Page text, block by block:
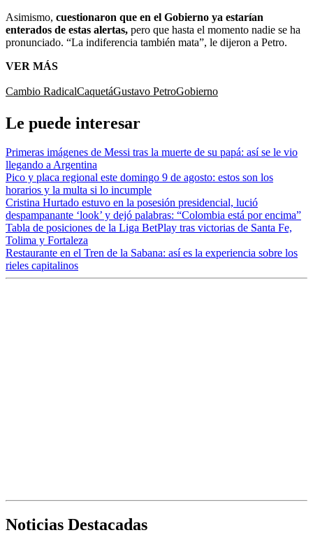
Asimismo, cuestionaron que en el Gobierno ya estarían
enterados de estas alertas, pero que hasta el momento nadie se ha
pronunciado. “La indiferencia también mata”, le dijeron a Petro.
VER MÁS
Cambio RadicalCaquetáGustavo PetroGobierno
Le puede interesar
Primeras imágenes de Messi tras la muerte de su papá: así se le vio
llegando a Argentina
Pico y placa regional este domingo 9 de agosto: estos son los
horarios y la multa si lo incumple
Cristina Hurtado estuvo en la posesión presidencial, lució
despampanante ‘look’ y dejó palabras: “Colombia está por encima”
Tabla de posiciones de la Liga BetPlay tras victorias de Santa Fe,
Tolima y Fortaleza
Restaurante en el Tren de la Sabana: así es la experiencia sobre los
rieles capitalinos
Noticias Destacadas